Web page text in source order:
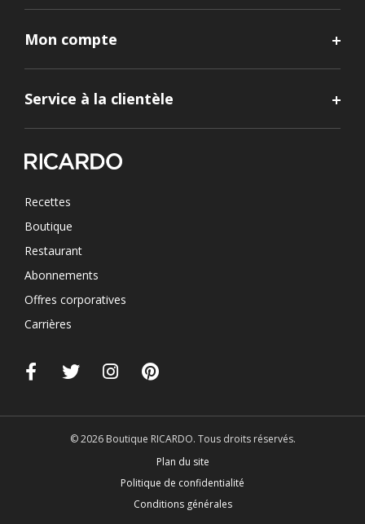
Mon compte
Service à la clientèle
Recettes
Boutique
Restaurant
Abonnements
Offres corporatives
Carrières
© 2026 Boutique RICARDO. Tous droits réservés.
Plan du site
Politique de confidentialité
Conditions générales